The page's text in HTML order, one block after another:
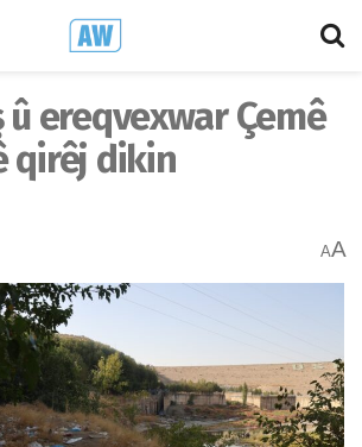
ereqvexwar Çemê
qirêj dikin
AA